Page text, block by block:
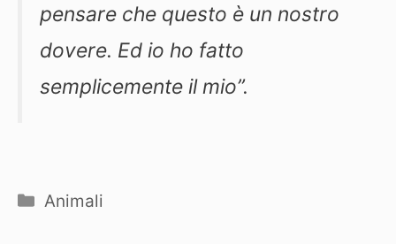
pensare che questo è un nostro
dovere. Ed io ho fatto
semplicemente il mio”.
Categorie
Animali